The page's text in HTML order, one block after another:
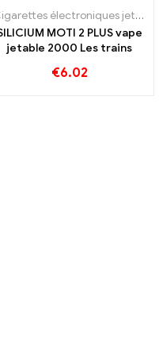
%
Cigarettes électroniques jetables
MOTI 2 PLUS vape
jetable 2000 Les trains
€6.02